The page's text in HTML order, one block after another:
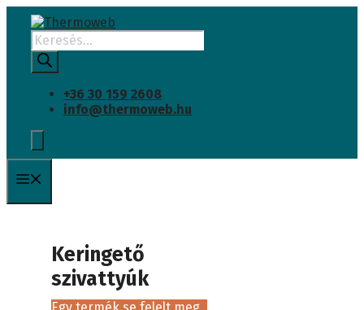
Kilépés
tartalomba
Products
search
+36 30 159 2608
info@thermoweb.hu
Keringető
szivattyúk